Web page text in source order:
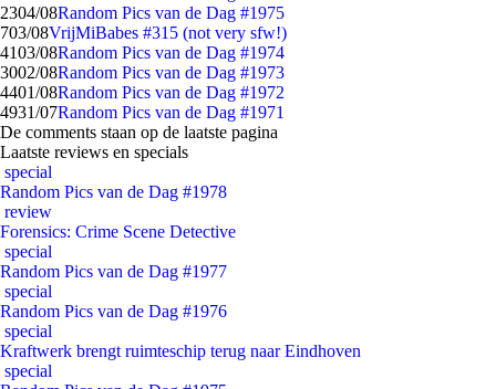
2304/08Random Pics van de Dag #1975
703/08VrijMiBabes #315 (not very sfw!)
4103/08Random Pics van de Dag #1974
3002/08Random Pics van de Dag #1973
4401/08Random Pics van de Dag #1972
4931/07Random Pics van de Dag #1971
De comments staan op de laatste pagina
Laatste reviews en specials
special
Random Pics van de Dag #1978
review
Forensics: Crime Scene Detective
special
Random Pics van de Dag #1977
special
Random Pics van de Dag #1976
special
Kraftwerk brengt ruimteschip terug naar Eindhoven
special